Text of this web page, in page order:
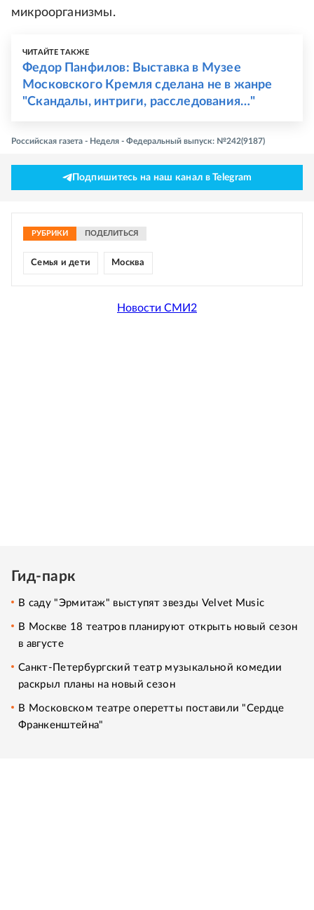
микроорганизмы.
ЧИТАЙТЕ ТАКЖЕ
Федор Панфилов: Выставка в Музее
Московского Кремля сделана не в жанре
"Скандалы, интриги, расследования…"
Российская газета - Неделя - Федеральный выпуск: №242(9187)
Подпишитесь на наш канал в Telegram
РУБРИКИ ПОДЕЛИТЬСЯ
Семья и дети Москва
Новости СМИ2
Гид-парк
В саду "Эрмитаж" выступят звезды Velvet Music
В Москве 18 театров планируют открыть новый сезон
в августе
Санкт-Петербургский театр музыкальной комедии
раскрыл планы на новый сезон
В Московском театре оперетты поставили "Сердце
Франкенштейна"